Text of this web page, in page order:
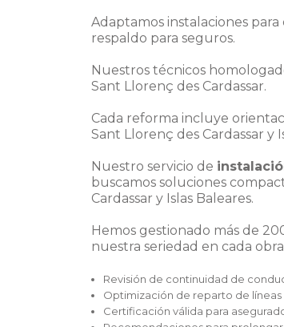
Adaptamos instalaciones
respaldo para seguros.
Nuestros técnicos
Sant Llorenç des Cardassar.
Cada reforma incluye
Sant Llorenç des Cardassar y
Nuestro servicio de
buscamos soluciones
Cardassar y Islas Baleares.
Hemos gestionado más de
nuestra seriedad en cada
Revisión de continuidad de
Optimización de reparto de líneas
Certificación válida para